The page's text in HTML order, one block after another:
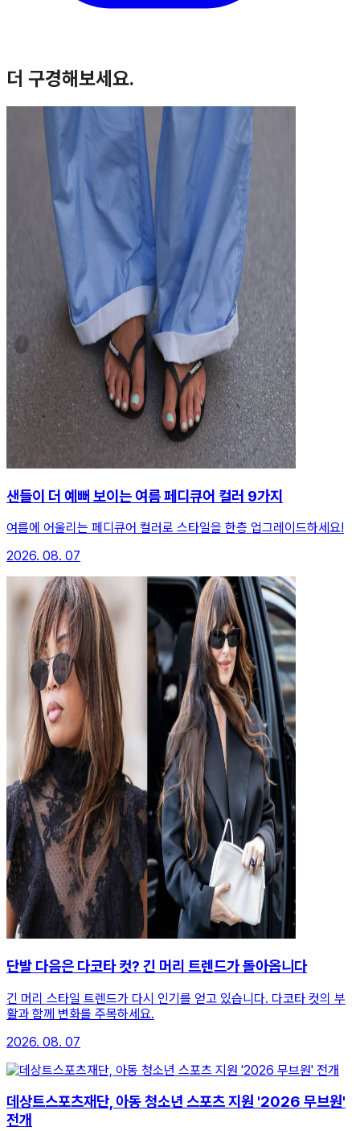
더 구경해보세요.
샌들이 더 예뻐 보이는 여름 페디큐어 컬러 9가지
여름에 어울리는 페디큐어 컬러로 스타일을 한층 업그레이드하세요!
2026. 08. 07
단발 다음은 다코타 컷? 긴 머리 트렌드가 돌아옵니다
긴 머리 스타일 트렌드가 다시 인기를 얻고 있습니다. 다코타 컷의 부
활과 함께 변화를 주목하세요.
2026. 08. 07
데상트스포츠재단, 아동 청소년 스포츠 지원 '2026 무브원'
전개